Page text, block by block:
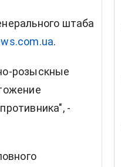
штаба
.
розыскные
-